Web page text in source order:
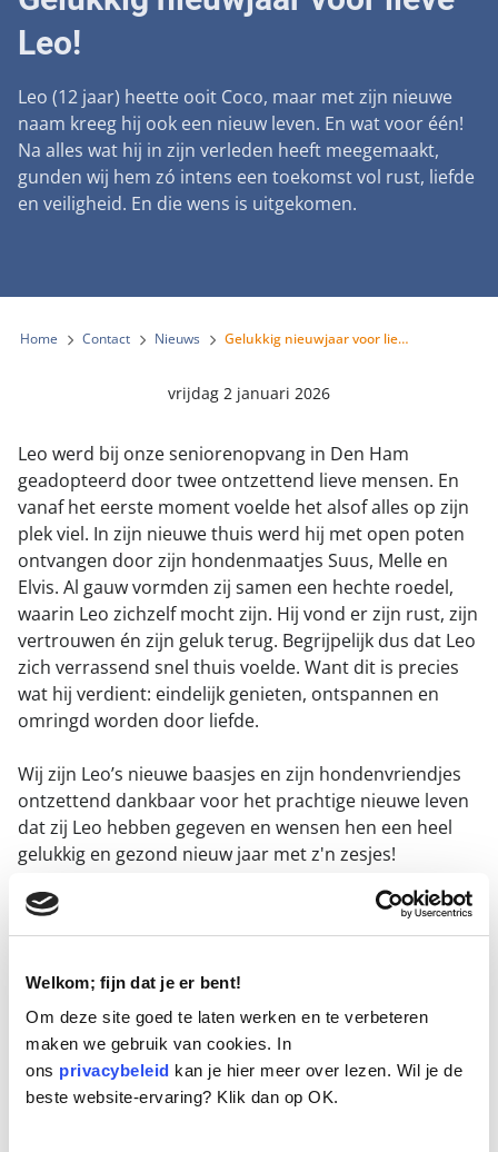
Welkom; fijn dat je er bent!
Om deze site goed te laten werken en te verbeteren
maken we gebruik van cookies. In
ons privacybeleid kan je hier meer over lezen. Wil je de
beste website-ervaring? Klik dan op OK.
Landelijke registratie bijtincidenten
Verantwoord fokbeleid
Landelijk vuurwerkverbod
Verplichte pre-aanschaf cursus
Gemeentelijk meldpunt bijtincidenten
Lezingen
Adopteer een seniorhond
Sponsor een seniorhond
Schenk met belastingvoordeel
Kom in actie
Honden voor Honden Loop
Vraag een donatiebox aan
Onze organisatie
Samenwerking
Bekende vrienden
Jaarverslag
Onze successen voor honden
Pers
Nieuws
Veelgestelde vragen
Zoeken
Leo!
Leo (12 jaar) heette ooit Coco, maar met zijn nieuwe
naam kreeg hij ook een nieuw leven. En wat voor één!
Na alles wat hij in zijn verleden heeft meegemaakt,
gunden wij hem zó intens een toekomst vol rust, liefde
en veiligheid. En die wens is uitgekomen.
Home Contact Nieuws Gelukkig nieuwjaar voor lieve Leo!
vrijdag 2 januari 2026
Leo werd bij onze seniorenopvang in Den Ham
geadopteerd door twee ontzettend lieve mensen. En
vanaf het eerste moment voelde het alsof alles op zijn
plek viel. In zijn nieuwe thuis werd hij met open poten
ontvangen door zijn hondenmaatjes Suus, Melle en
Elvis. Al gauw vormden zij samen een hechte roedel,
waarin Leo zichzelf mocht zijn. Hij vond er zijn rust, zijn
vertrouwen én zijn geluk terug. Begrijpelijk dus dat Leo
zich verrassend snel thuis voelde. Want dit is precies
wat hij verdient: eindelijk genieten, ontspannen en
omringd worden door liefde.
Wij zijn Leo’s nieuwe baasjes en zijn hondenvriendjes
ontzettend dankbaar voor het prachtige nieuwe leven
dat zij Leo hebben gegeven en wensen hen een heel
gelukkig en gezond nieuw jaar met z'n zesjes!
Tip:Volg
op Instagram en beleef alle
avonturen van deze vier musketiers mee.